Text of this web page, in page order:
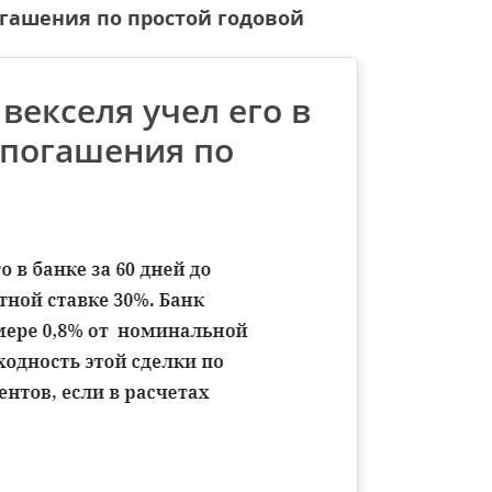
по простой годовой
учел его в
по